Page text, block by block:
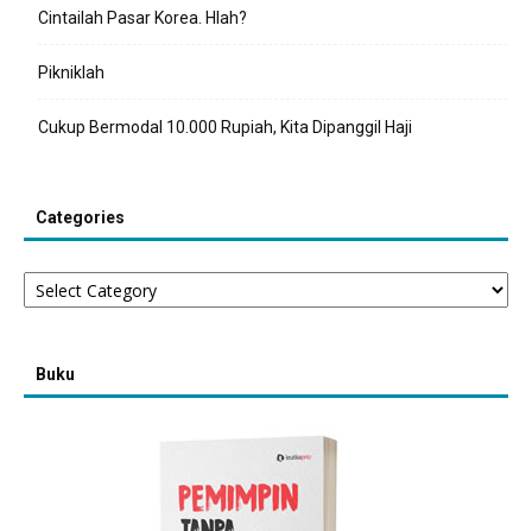
Cintailah Pasar Korea. Hlah?
Pikniklah
Cukup Bermodal 10.000 Rupiah, Kita Dipanggil Haji
Categories
Categories
Buku